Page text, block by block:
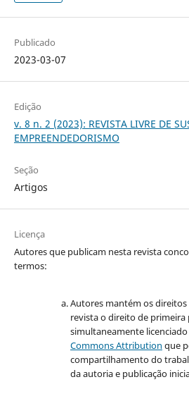
Publicado
2023-03-07
Edição
v. 8 n. 2 (2023): REVISTA LIVRE DE
EMPREENDEDORISMO
Seção
Artigos
Licença
Autores que publicam nesta revista
termos:
Autores mantém os
revista o direito de
simultaneamente licenciado
Commons Attribution que
compartilhamento do
da autoria e publicação